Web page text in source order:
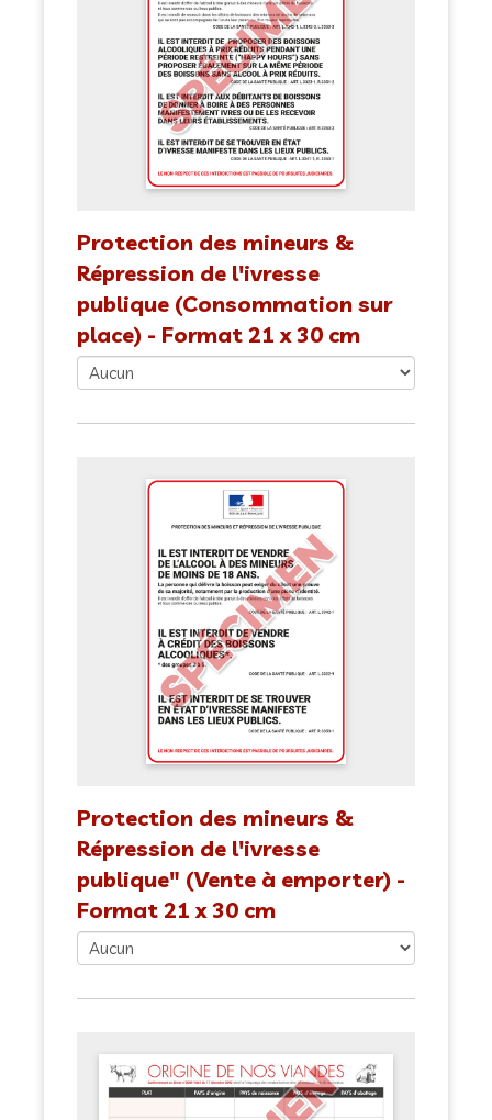
Protection des mineurs &
Répression de l'ivresse
publique (Consommation sur
place) - Format 21 x 30 cm
Protection des mineurs &
Répression de l'ivresse
publique" (Vente à emporter) -
Format 21 x 30 cm